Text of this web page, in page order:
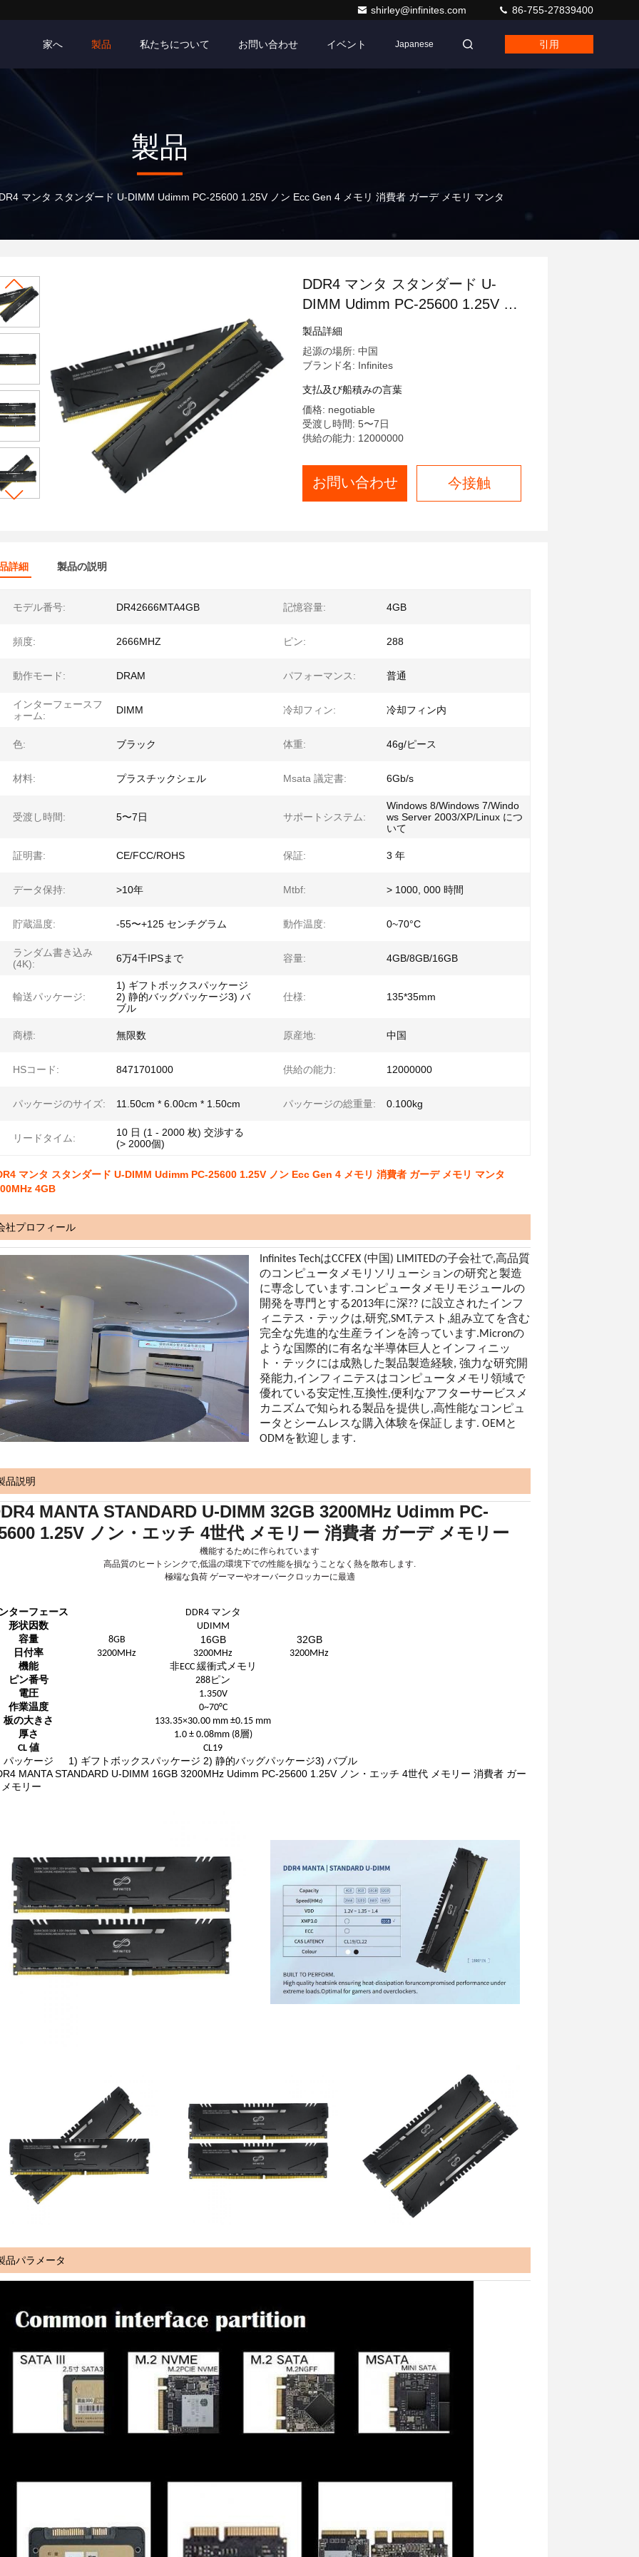
shirley@infinites.com 86-755-27839400
家へ 製品 私たちについて お問い合わせ イベント Japanese 引用
製品
マンタ スタンダード U-DIMM Udimm PC-25600 1.25V ノン Ecc Gen 4 メモリ 消費者 ガーデ メモリ マンタ
DDR4 マンタ スタンダード U-
DIMM Udimm PC-25600 1.25V ノ
ン Ecc Gen 4 メモリ 消費者 ガーデ
メモリ マンタ 3600MHz 4GB
製品詳細
起源の場所: 中国
ブランド名: Infinites
支払及び船積みの言葉
価格: negotiable
受渡し時間: 5〜7日
供給の能力: 12000000
お問い合わせ 今接触
詳細 製品の説明
モデル番号: DR42666MTA4GB 記憶容量: 4GB
頻度: 2666MHZ ピン: 288
動作モード: DRAM パフォーマンス: 普通
インターフェースフ
ォーム:
DIMM 冷却フィン: 冷却フィン内
色: ブラック 体重: 46g/ピース
材料: プラスチックシェル Msata 議定書: 6Gb/s
受渡し時間: 5〜7日 サポートシステム:
Windows 8/Windows 7/Windo
ws Server 2003/XP/Linux につ
いて
証明書: CE/FCC/ROHS 保証: 3 年
データ保持: >10年 Mtbf: > 1000, 000 時間
貯蔵温度: -55〜+125 センチグラム 動作温度: 0~70°C
ランダム書き込み
(4K):
6万4千IPSまで 容量: 4GB/8GB/16GB
輸送パッケージ:
1) ギフトボックスパッケージ
2) 静的バッグパッケージ3) バ
ブル
仕様: 135*35mm
商標: 無限数 原産地: 中国
HSコード: 8471701000 供給の能力: 12000000
パッケージのサイズ: 11.50cm * 6.00cm * 1.50cm パッケージの総重量: 0.100kg
リードタイム:
10 日 (1 - 2000 枚) 交渉する
(> 2000個)
マンタ スタンダード U-DIMM Udimm PC-25600 1.25V ノン Ecc Gen 4 メモリ 消費者 ガーデ メモリ マンタ
4GB
社プロフィール
Infinites TechはCCFEX (中国) LIMITEDの子会社で,高品質
のコンピュータメモリソリューションの研究と製造
に専念しています.コンピュータメモリモジュールの
開発を専門とする2013年に深?? に設立されたインフ
ィニテス・テックは,研究,SMT,テスト,組み立てを含む
完全な先進的な生産ラインを誇っています.Micronの
ような国際的に有名な半導体巨人とインフィニッ
ト・テックには成熟した製品製造経験, 強力な研究開
発能力,インフィニテスはコンピュータメモリ領域で
優れている安定性,互換性,便利なアフターサービスメ
カニズムで知られる製品を提供し,高性能なコンピュ
ータとシームレスな購入体験を保証します. OEMと
ODMを歓迎します.
品説明
MANTA STANDARD U-DIMM 32GB 3200MHz Udimm PC-
1.25V ノン・エッチ 4世代 メモリー 消費者 ガーデ メモリー
機能するために作られています
高品質のヒートシンクで,低温の環境下での性能を損なうことなく熱を散布します.
極端な負荷 ゲーマーやオーバークロッカーに最適
ターフェース
DDR4 マンタ
形状因数
UDIMM
容量
8GB 16GB 32GB
日付率 3200MHz 3200MHz
3200MHz
機能
非ECC 緩衝式メモリ
ピン番号
288ピン
電圧
1.350V
作業温度
0~70°C
板の大きさ
133.35×30.00 mm ±0.15 mm
厚さ
1.0 ± 0.08mm (8層)
CL 値
CL19
パッケージ
1) ギフトボックスパッケージ 2) 静的バッグパッケージ3) バブル
MANTA STANDARD U-DIMM 16GB 3200MHz Udimm PC-25600 1.25V ノン・エッチ 4世代 メモリー 消費者 ガー
モリー
品パラメータ